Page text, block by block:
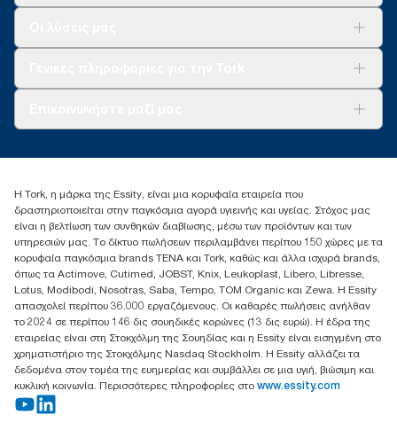
+302102705722
17th klm.National Road Athens-Lamia &2 Kalamatas
14564 N.Kifissia, Athens-Greece
Mob: +306932474930 (για Ελλάδα & Κύπρο)
Η Tork, η μάρκα της Essity, είναι μια κορυφαία εταιρεία που
δραστηριοποιείται στην παγκόσμια αγορά υγιεινής και υγείας. Στόχος μας
είναι η βελτίωση των συνθηκών διαβίωσης, μέσω των προϊόντων και των
υπηρεσιών μας. Το δίκτυο πωλήσεων περιλαμβάνει περίπου 150 χώρες με τα
κορυφαία παγκόσμια brands TENA και Tork, καθώς και άλλα ισχυρά brands,
όπως τα Actimove, Cutimed, JOBST, Knix, Leukoplast, Libero, Libresse,
Lotus, Modibodi, Nosotras, Saba, Tempo, TOM Organic και Zewa. Η Essity
απασχολεί περίπου 36.000 εργαζόμενους. Οι καθαρές πωλήσεις ανήλθαν
το 2024 σε περίπου 146 δις σουηδικές κορώνες (13 δις ευρώ). Η έδρα της
εταιρείας είναι στη Στοκχόλμη της Σουηδίας και η Essity είναι εισηγμένη στο
χρηματιστήριο της Στοκχόλμης Nasdaq Stockholm. Η Essity αλλάζει τα
δεδομένα στον τομέα της ευημερίας και συμβάλλει σε μια υγιή, βιώσιμη και
κυκλική κοινωνία. Περισσότερες πληροφορίες στο www.essity.com